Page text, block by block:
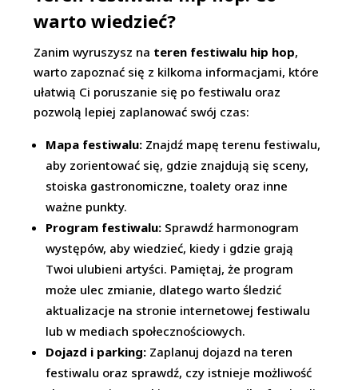
warto wiedzieć?
Zanim wyruszysz na teren festiwalu hip hop,
warto zapoznać się z kilkoma informacjami, które
ułatwią Ci poruszanie się po festiwalu oraz
pozwolą lepiej zaplanować swój czas:
Mapa festiwalu: Znajdź mapę terenu festiwalu,
aby zorientować się, gdzie znajdują się sceny,
stoiska gastronomiczne, toalety oraz inne
ważne punkty.
Program festiwalu: Sprawdź harmonogram
występów, aby wiedzieć, kiedy i gdzie grają
Twoi ulubieni artyści. Pamiętaj, że program
może ulec zmianie, dlatego warto śledzić
aktualizacje na stronie internetowej festiwalu
lub w mediach społecznościowych.
Dojazd i parking: Zaplanuj dojazd na teren
festiwalu oraz sprawdź, czy istnieje możliwość